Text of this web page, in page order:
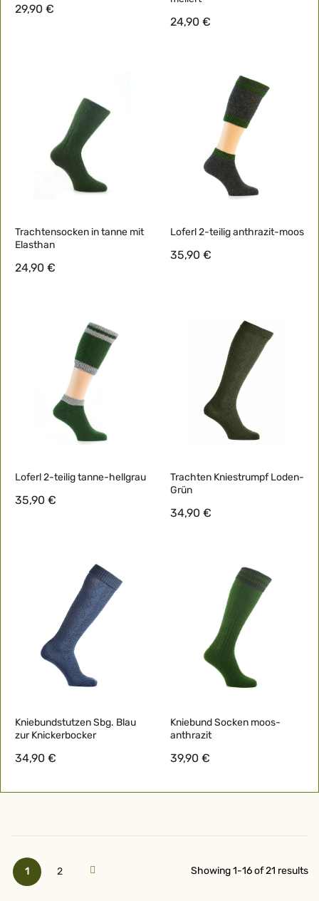
29,90 €
24,90 €
Trachtensocken in tanne mit
Elasthan
24,90 €
Loferl 2-teilig anthrazit-moos
35,90 €
Loferl 2-teilig tanne-hellgrau
35,90 €
Trachten Kniestrumpf Loden-
Grün
34,90 €
Kniebundstutzen Sbg. Blau
zur Knickerbocker
34,90 €
Kniebund Socken moos-
anthrazit
39,90 €
SeiteSie lesen gerade Seite
1 2 Showing1-16of21 results